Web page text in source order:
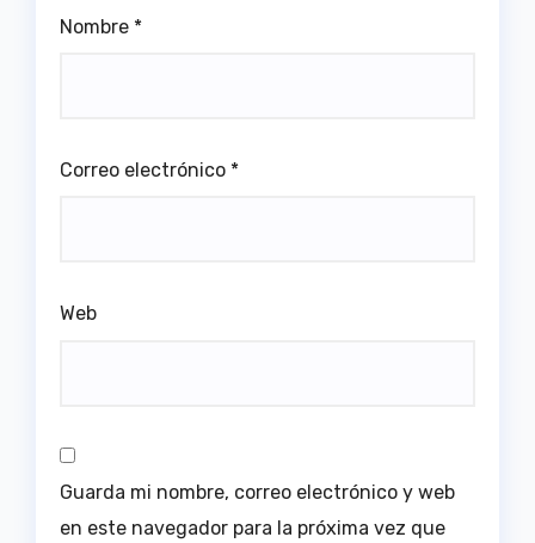
Nombre *
Correo electrónico *
Web
Guarda mi nombre, correo electrónico y web
en este navegador para la próxima vez que